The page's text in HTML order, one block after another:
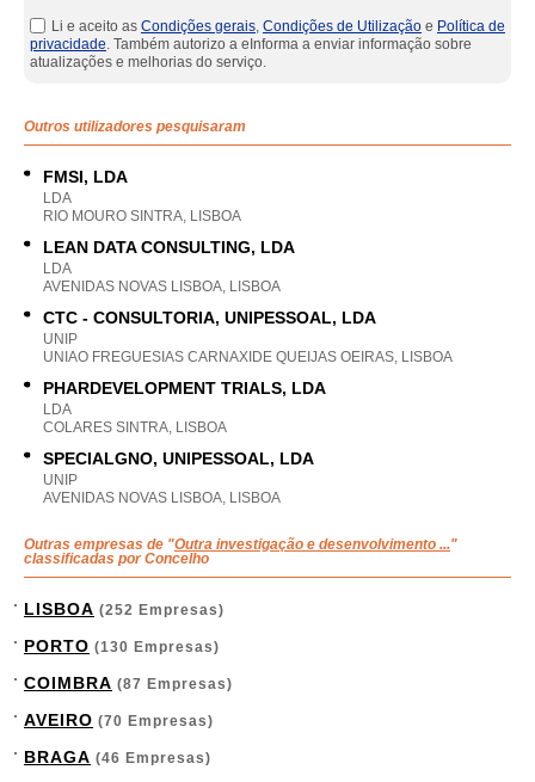
Li e aceito as Condições gerais, Condições de Utilização e Política de
privacidade. Também autorizo a eInforma a enviar informação sobre
atualizações e melhorias do serviço.
Outros utilizadores pesquisaram
FMSI, LDA
LDA
RIO MOURO SINTRA, LISBOA
LEAN DATA CONSULTING, LDA
LDA
AVENIDAS NOVAS LISBOA, LISBOA
CTC - CONSULTORIA, UNIPESSOAL, LDA
UNIP
UNIAO FREGUESIAS CARNAXIDE QUEIJAS OEIRAS, LISBOA
PHARDEVELOPMENT TRIALS, LDA
LDA
COLARES SINTRA, LISBOA
SPECIALGNO, UNIPESSOAL, LDA
UNIP
AVENIDAS NOVAS LISBOA, LISBOA
Outras empresas de "Outra investigação e desenvolvimento ..."
classificadas por Concelho
LISBOA (252 Empresas)
PORTO (130 Empresas)
COIMBRA (87 Empresas)
AVEIRO (70 Empresas)
BRAGA (46 Empresas)